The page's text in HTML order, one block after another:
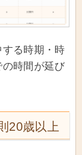
る時期・時
時間が延び
20歳以上